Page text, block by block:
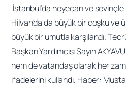
İstanbul’da heyecan ve sevinçle
Hilvan’da da büyük bir coşku ve
büyük bir umutla karşılandı.
Başkan Yardımcısı Sayın
hem de vatandaş olarak her
ifadelerini kullandı. Haber: